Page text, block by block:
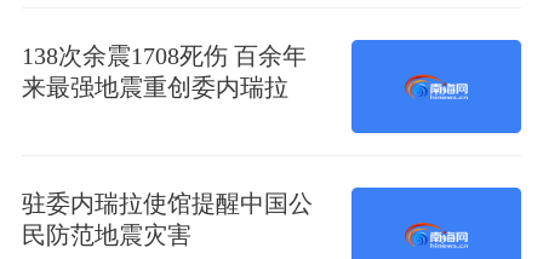
138次余震1708死伤 百余年
来最强地震重创委内瑞拉
驻委内瑞拉使馆提醒中国公
民防范地震灾害